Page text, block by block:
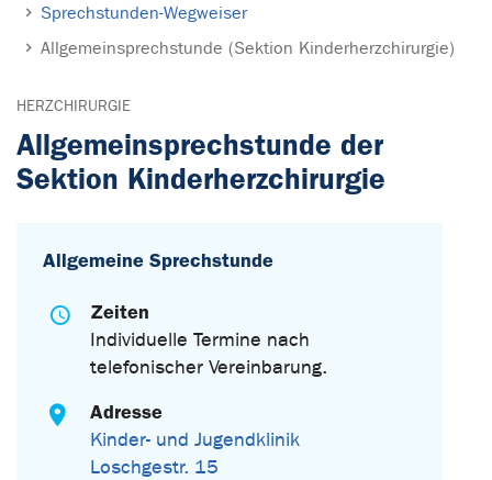
Sprechstunden-Wegweiser
Allgemeinsprechstunde (Sektion Kinderherzchirurgie)
HERZCHIRURGIE
Allgemeinsprechstunde der
Sektion Kinderherzchirurgie
Allgemeine Sprechstunde
Zeiten
Individuelle Termine nach
telefonischer Vereinbarung.
Adresse
Kinder- und Jugendklinik
Loschgestr. 15